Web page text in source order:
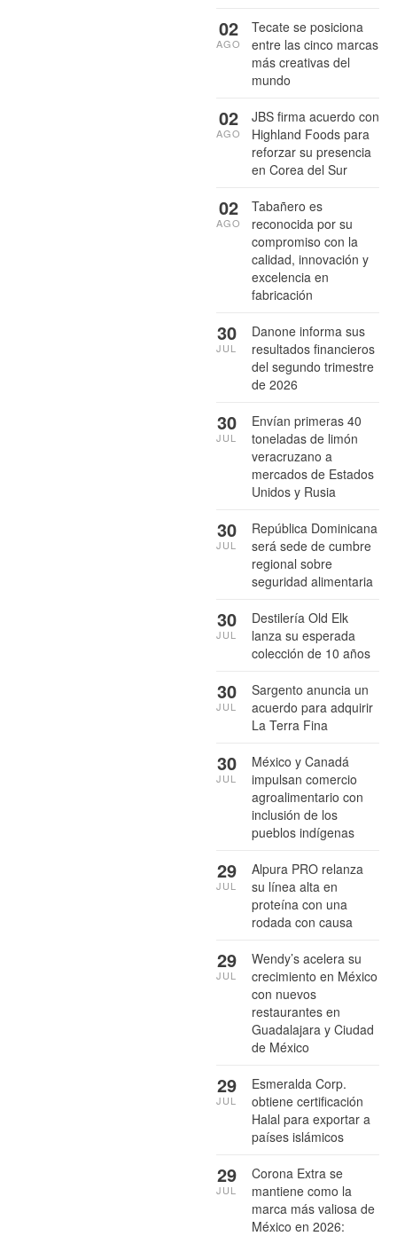
Tecate se posiciona
entre las cinco marcas
más creativas del
mundo
02
AGO
JBS firma acuerdo con
Highland Foods para
reforzar su presencia
en Corea del Sur
02
AGO
Tabañero es
reconocida por su
compromiso con la
calidad, innovación y
excelencia en
fabricación
02
AGO
Danone informa sus
resultados financieros
del segundo trimestre
de 2026
30
JUL
Envían primeras 40
toneladas de limón
veracruzano a
mercados de Estados
Unidos y Rusia
30
JUL
República Dominicana
será sede de cumbre
regional sobre
seguridad alimentaria
30
JUL
Destilería Old Elk
lanza su esperada
colección de 10 años
30
JUL
Sargento anuncia un
acuerdo para adquirir
La Terra Fina
30
JUL
México y Canadá
impulsan comercio
agroalimentario con
inclusión de los
pueblos indígenas
30
JUL
Alpura PRO relanza
su línea alta en
proteína con una
rodada con causa
29
JUL
Wendy’s acelera su
crecimiento en México
con nuevos
restaurantes en
Guadalajara y Ciudad
de México
29
JUL
Esmeralda Corp.
obtiene certificación
Halal para exportar a
países islámicos
29
JUL
Corona Extra se
mantiene como la
marca más valiosa de
México en 2026:
29
JUL